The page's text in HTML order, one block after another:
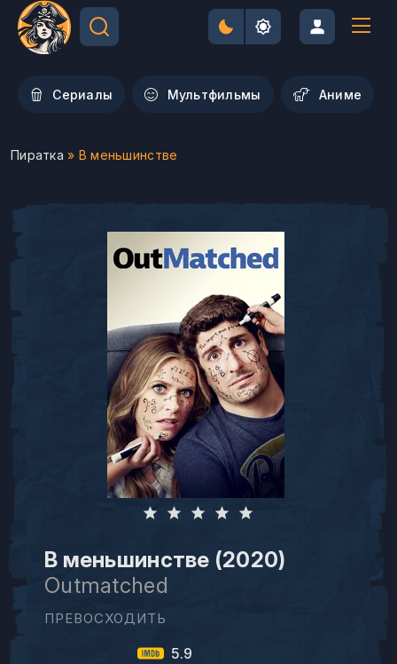
Сериалы Мультфильмы Aниме
Пиратка » В меньшинстве
В меньшинстве (2020)
Outmatched
ПРЕВОСХОДИТЬ
5.9